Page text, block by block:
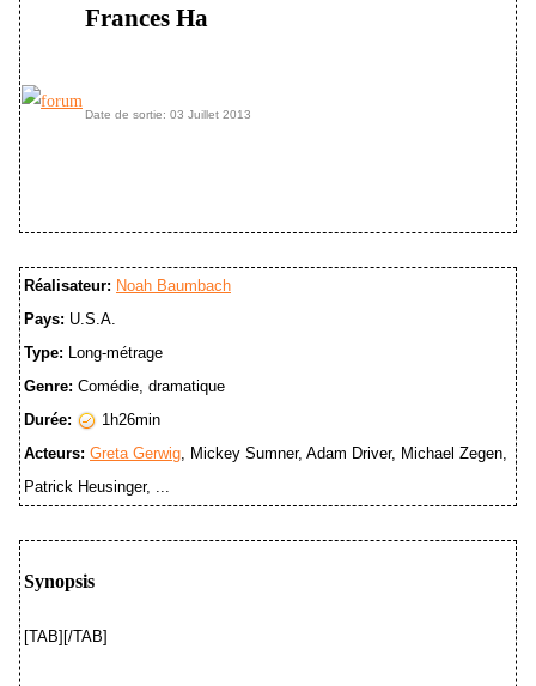
Frances Ha
Date de sortie: 03 Juillet 2013
Réalisateur: Noah Baumbach
Pays: U.S.A.
Type: Long-métrage
Genre: Comédie, dramatique
Durée:
1h26min
Acteurs: Greta Gerwig, Mickey Sumner, Adam Driver, Michael Zegen,
Patrick Heusinger, ...
Synopsis
[TAB][/TAB]